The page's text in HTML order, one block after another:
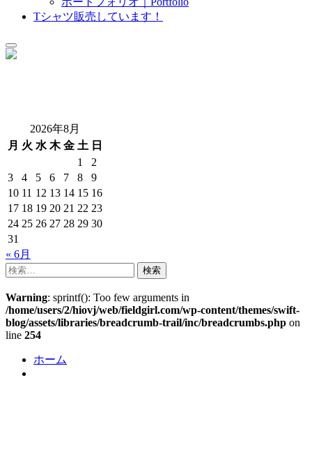
sub
menu
Tシャツ販売しています！
2026年8月
月 火 水 木 金 土 日
1
2
3
4 5 6 7 8
9
10 11 12 13 14 15 16
17 18 19 20 21 22 23
24 25 26 27 28 29 30
31
« 6月
検
Warning: sprintf(): Too few arguments in
/home/users/2/hiovj/web/fieldgirl.com/wp-content/themes/swift-
blog/assets/libraries/breadcrumb-trail/inc/breadcrumbs.php on
line 254
ホーム